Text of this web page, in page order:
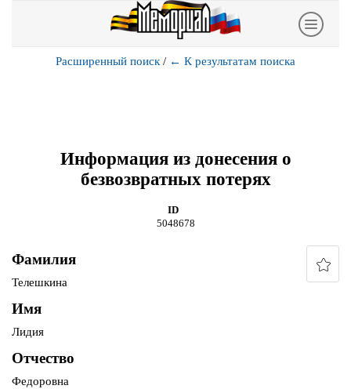
Расширенный поиск / ← К результатам поиска
Информация из донесения о
безвозвратных потерях
ID
5048678
Фамилия
Телешкина
Имя
Лидия
Отчество
Федоровна